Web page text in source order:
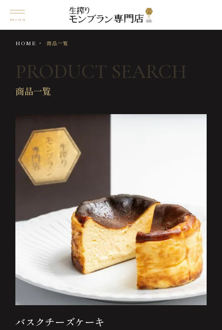
HOME 商品一覧
PRODUCT SEARCH
商品一覧
バスクチーズケーキ